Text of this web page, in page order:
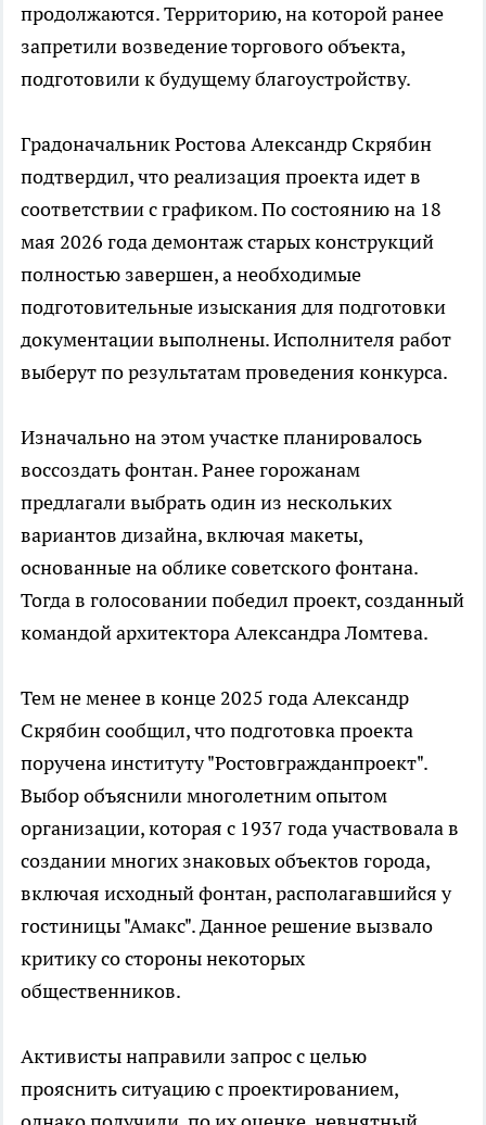
продолжаются. Территорию, на которой ранее
запретили возведение торгового объекта,
подготовили к будущему благоустройству.
Градоначальник Ростова Александр Скрябин
подтвердил, что реализация проекта идет в
соответствии с графиком. По состоянию на 18
мая 2026 года демонтаж старых конструкций
полностью завершен, а необходимые
подготовительные изыскания для подготовки
документации выполнены. Исполнителя работ
выберут по результатам проведения конкурса.
Изначально на этом участке планировалось
воссоздать фонтан. Ранее горожанам
предлагали выбрать один из нескольких
вариантов дизайна, включая макеты,
основанные на облике советского фонтана.
Тогда в голосовании победил проект, созданный
командой архитектора Александра Ломтева.
Тем не менее в конце 2025 года Александр
Скрябин сообщил, что подготовка проекта
поручена институту "Ростовгражданпроект".
Выбор объяснили многолетним опытом
организации, которая с 1937 года участвовала в
создании многих знаковых объектов города,
включая исходный фонтан, располагавшийся у
гостиницы "Амакс". Данное решение вызвало
критику со стороны некоторых
общественников.
Активисты направили запрос с целью
прояснить ситуацию с проектированием,